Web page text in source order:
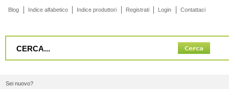
Blog Indice alfabetico Indice produttori Registrati Login Contattaci
Sei nuovo?